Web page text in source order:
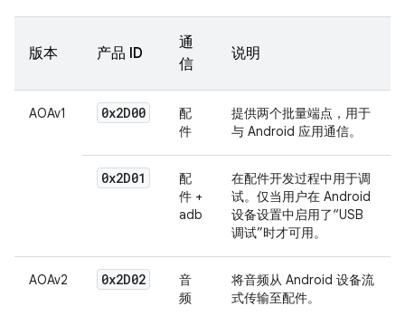
版本 产品 ID
通
信
说明
AOAv1 0x2D00
配
件
提供两个批量端点，用于
与 Android 应用通信。
0x2D01
配
件 +
adb
在配件开发过程中用于调
试。仅当用户在 Android
设备设置中启用了“USB
调试”时才可用。
AOAv2 0x2D02
音
频
将音频从 Android 设备流
式传输至配件。